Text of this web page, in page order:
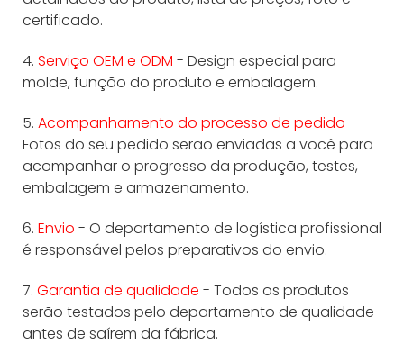
certificado.
4. Serviço OEM e ODM - Design especial para
molde, função do produto e embalagem.
5. Acompanhamento do processo de pedido -
Fotos do seu pedido serão enviadas a você para
acompanhar o progresso da produção, testes,
embalagem e armazenamento.
6. Envio - O departamento de logística profissional
é responsável pelos preparativos do envio.
7. Garantia de qualidade - Todos os produtos
serão testados pelo departamento de qualidade
antes de saírem da fábrica.